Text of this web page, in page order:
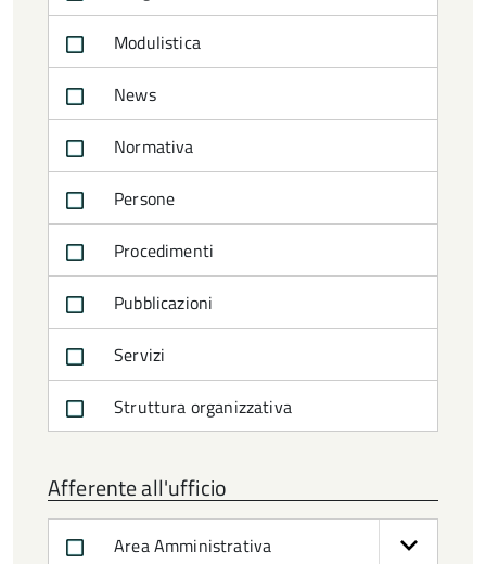
Modulistica
News
Normativa
Persone
Procedimenti
Pubblicazioni
Servizi
Struttura organizzativa
Afferente all'ufficio
Area Amministrativa